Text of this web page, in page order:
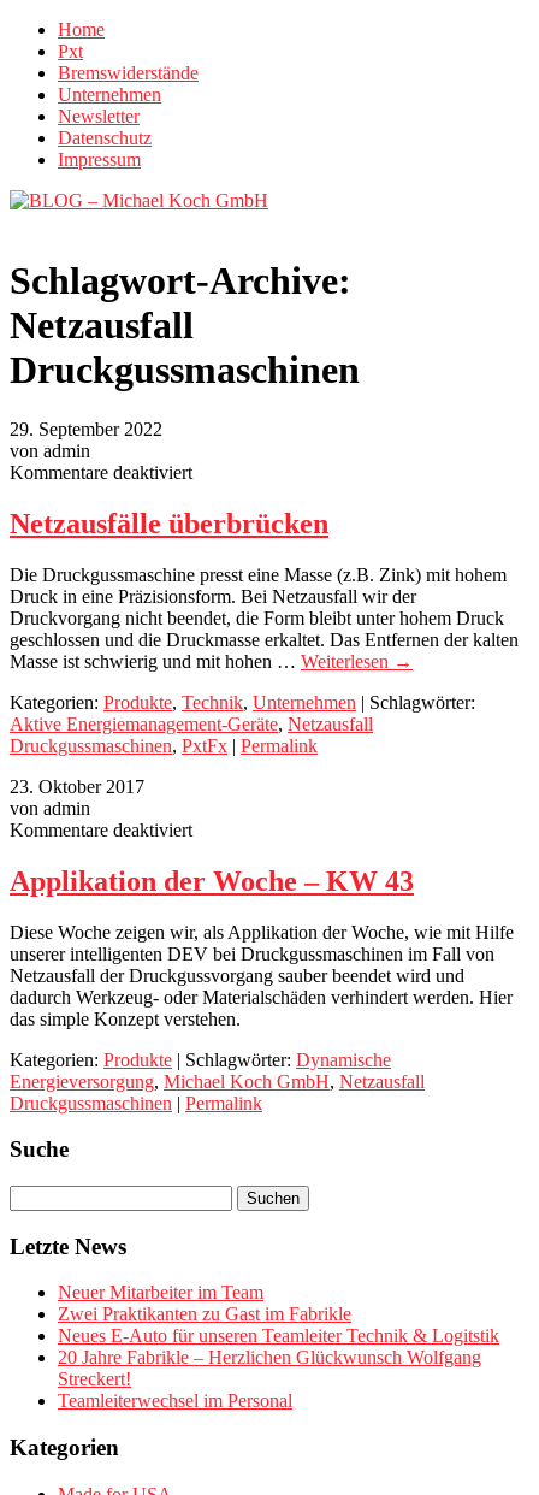
Home
Pxt
Bremswiderstände
Unternehmen
Newsletter
Datenschutz
Impressum
Schlagwort-Archive:
Netzausfall
Druckgussmaschinen
29. September 2022
von admin
Kommentare deaktiviertfür
überbrücken
Netzausfälle überbrücken
Die Druckgussmaschine presst eine Masse (z.B. Zink) mit hohem
Druck in eine Präzisionsform. Bei Netzausfall wir der
Druckvorgang nicht beendet, die Form bleibt unter hohem Druck
geschlossen und die Druckmasse erkaltet. Das Entfernen der kalten
Masse ist schwierig und mit hohen … Weiterlesen →
Kategorien: Produkte, Technik, Unternehmen | Schlagwörter:
Aktive Energiemanagement-Geräte, Netzausfall
Druckgussmaschinen, PxtFx | Permalink
23. Oktober 2017
von admin
Kommentare deaktiviertfür
der
Woche
KW
43
Applikation der Woche – KW 43
Diese Woche zeigen wir, als Applikation der Woche, wie mit Hilfe
unserer intelligenten DEV bei Druckgussmaschinen im Fall von
Netzausfall der Druckgussvorgang sauber beendet wird und
dadurch Werkzeug- oder Materialschäden verhindert werden. Hier
das simple Konzept verstehen.
Kategorien: Produkte | Schlagwörter: Dynamische
Energieversorgung, Michael Koch GmbH, Netzausfall
Druckgussmaschinen | Permalink
Suche
Letzte News
Neuer Mitarbeiter im Team
Zwei Praktikanten zu Gast im Fabrikle
Neues E-Auto für unseren Teamleiter Technik & Logitstik
20 Jahre Fabrikle – Herzlichen Glückwunsch Wolfgang
Streckert!
Teamleiterwechsel im Personal
Kategorien